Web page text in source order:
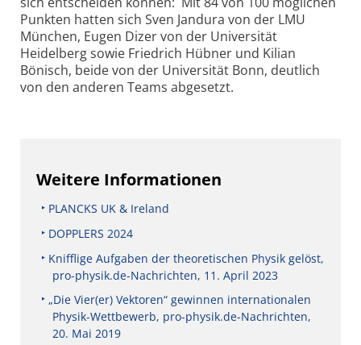
Punkten hatten sich Sven Jandura von der LMU
München, Eugen Dizer von der Universität
Heidelberg sowie Friedrich Hübner und Kilian
Bönisch, beide von der Universität Bonn, deutlich
von den anderen Teams abgesetzt.
Weitere Informationen
PLANCKS UK & Ireland
DOPPLERS 2024
Knifflige Aufgaben der theoretischen Physik gelöst,
pro-physik.de-Nachrichten, 11. April 2023
„Die Vier(er) Vektoren“ gewinnen internationalen
Physik-Wettbewerb, pro-physik.de-Nachrichten,
20. Mai 2019